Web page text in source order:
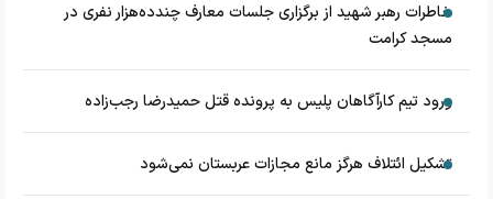
خاطرات رهبر شهید از برگزاری جلسات معارف چندده‌هزار نفری در
مسجد کرامت
ورود تیم کارآگاهان پلیس به پرونده قتل حمیدرضا رجب‌زاده
تشکیل ائتلاف هرگز مانع مجازات عربستان نمی‌شود